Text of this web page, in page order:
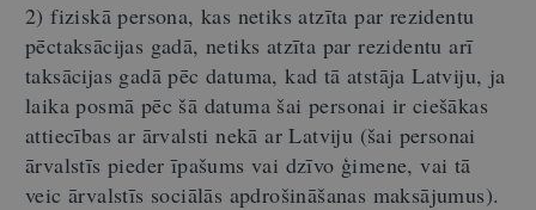
2) fiziskā persona, kas netiks atzīta par rezidentu
pēctaksācijas gadā, netiks atzīta par rezidentu arī
taksācijas gadā pēc datuma, kad tā atstāja Latviju, ja
laika posmā pēc šā datuma šai personai ir ciešākas
attiecības ar ārvalsti nekā ar Latviju (šai personai
ārvalstīs pieder īpašums vai dzīvo ģimene, vai tā
veic ārvalstīs sociālās apdrošināšanas maksājumus).